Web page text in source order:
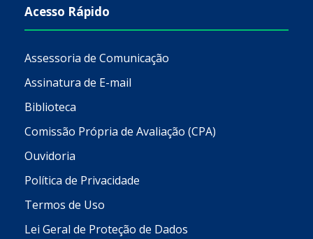
Acesso Rápido
Assessoria de Comunicação
Assinatura de E-mail
Biblioteca
Comissão Própria de Avaliação (CPA)
Ouvidoria
Política de Privacidade
Termos de Uso
Lei Geral de Proteção de Dados